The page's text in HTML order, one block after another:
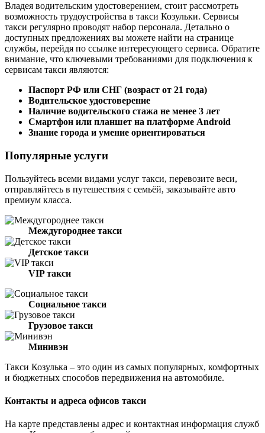
Владея водительским удостоверением, стоит рассмотреть
возможность трудоустройства в такси Козульки. Сервисы
такси регулярно проводят набор персонала. Детально о
доступных предложениях вы можете найти на странице
службы, перейдя по ссылке интересующего сервиса. Обратите
внимание, что ключевыми требованиями для подключения к
сервисам такси являются:
Паспорт РФ или СНГ (возраст от 21 года)
Водительское удостоверение
Наличие водительского стажа не менее 3 лет
Смартфон или планшет на платформе Android
Знание города и умение ориентироваться
Популярные услуги
Пользуйтесь всеми видами услуг такси, перевозите веси,
отправляйтесь в путешествия с семьёй, заказывайте авто
премиум класса.
Междугороднее такси
Детское такси
VIP такси
Социальное такси
Грузовое такси
Минивэн
Такси Козулька – это один из самых популярных, комфортных
и бюджетных способов передвижения на автомобиле.
Контакты и адреса офисов такси
На карте представлены адрес и контактная информация служб